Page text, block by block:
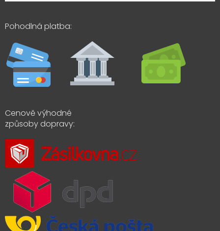
Pohodlná platba:
Cenově výhodné
způsoby dopravy: